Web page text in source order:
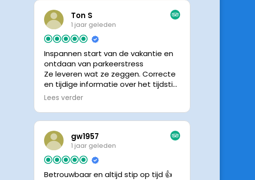
chauffeur, met een prachtige auto
was het een comfortabele rit. Graag
tot de volgende de keer.
Ton S
1 jaar geleden
Inspannen start van de vakantie en
ontdaan van parkeerstress
Ze leveren wat ze zeggen. Correcte
en tijdige informatie over het tijdstip
van ophalen. Voldeed ook nu weer
Lees verder
gw1957
1 jaar geleden
Betrouwbaar en altijd stip op tijd 👍